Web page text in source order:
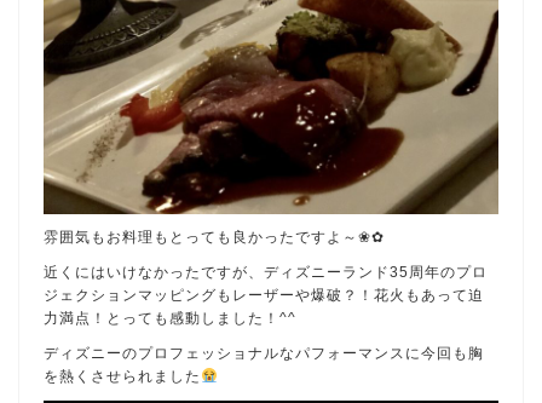
雰囲気もお料理もとっても良かったですよ～❀✿
近くにはいけなかったですが、ディズニーランド35周年のプロ
ジェクションマッピングもレーザーや爆破？！花火もあって迫
力満点！とっても感動しました！^^
ディズニーのプロフェッショナルなパフォーマンスに今回も胸
を熱くさせられました